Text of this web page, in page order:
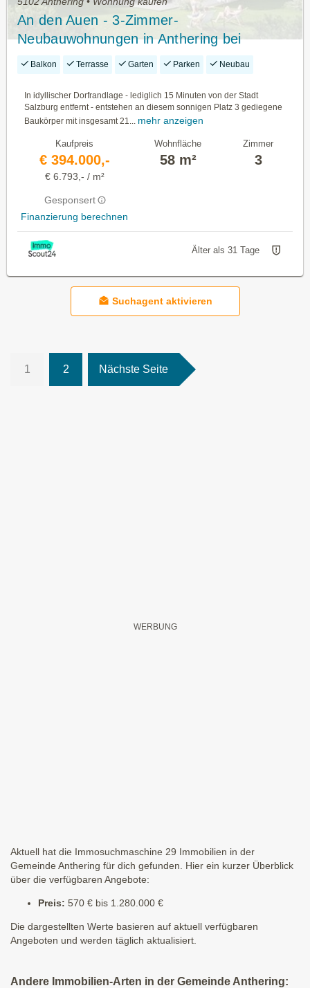
An den Auen - 3-Zimmer-
Neubauwohnungen in Anthering bei
Salzburg
Balkon Terrasse Garten Parken Neubau
In idyllischer Dorfrandlage - lediglich 15 Minuten von der Stadt
Salzburg entfernt - entstehen an diesem sonnigen Platz 3 gediegene
Baukörper mit insgesamt 21...
mehr anzeigen
Kaufpreis
€ 394.000,-
€ 6.793,- / m²
Gesponsert
Finanzierung berechnen
Wohnfläche
58 m²
Zimmer
3
Älter als 31 Tage
Suchagent aktivieren
1 2 Nächste Seite
Aktuell hat die Immosuchmaschine 29 Immobilien in der
Gemeinde Anthering für dich gefunden. Hier ein kurzer Überblick
über die verfügbaren Angebote:
Preis: 570 € bis 1.280.000 €
Die dargestellten Werte basieren auf aktuell verfügbaren
Angeboten und werden täglich aktualisiert.
Andere Immobilien-Arten in der Gemeinde Anthering: